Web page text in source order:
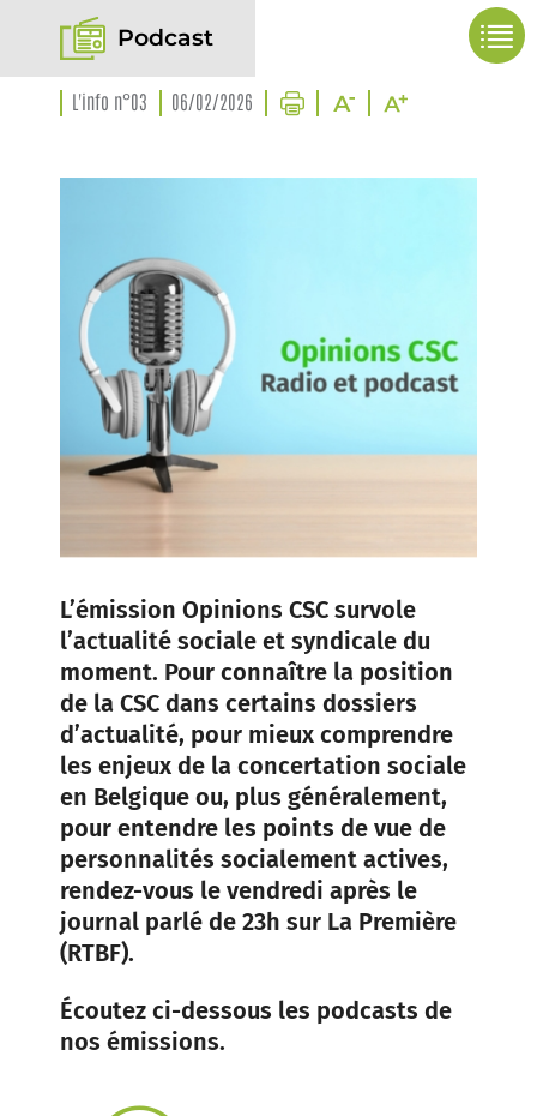
Podcast
L'info n°03 06/02/2026
L’émission Opinions CSC survole
l’actualité sociale et syndicale du
moment. Pour connaître la position
de la CSC dans certains dossiers
d’actualité, pour mieux comprendre
les enjeux de la concertation sociale
en Belgique ou, plus généralement,
pour entendre les points de vue de
personnalités socialement actives,
rendez-vous le vendredi après le
journal parlé de 23h sur La Première
(RTBF).
Écoutez ci-dessous les podcasts de
nos émissions.